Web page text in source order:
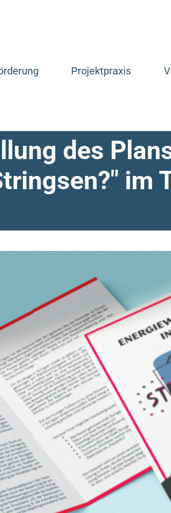
Projektpraxis
des
im